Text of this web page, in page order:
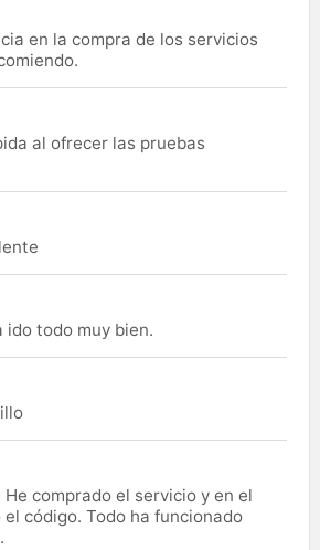
en la compra de los servicios
al ofrecer las pruebas
ido todo muy bien.
He comprado el servicio y en el
código. Todo ha funcionado